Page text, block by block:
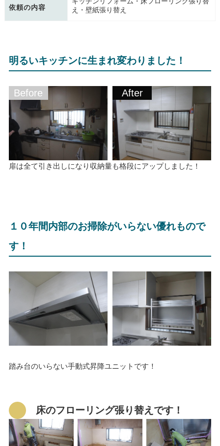
依頼の内容
え・壁紙張り替え
明るいキッチンに生まれ変わりました！
Before After
扉は全て引き出しになり収納量も格段にアップしました！
１０年間内部のお掃除がいらない優れもので
す！
踏み台のいらない手動式昇降ユニットです！
床のフローリング張り替えです！